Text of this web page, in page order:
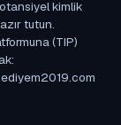
kimlik
tutun.
(TIP)